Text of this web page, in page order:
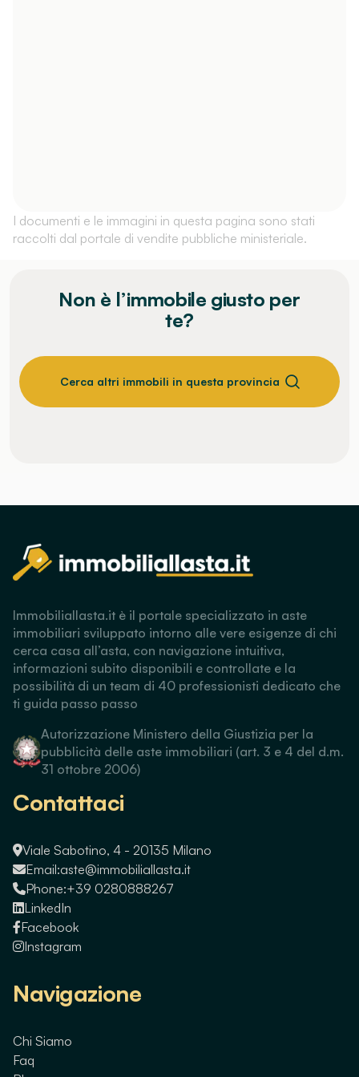
I documenti e le immagini in questa pagina sono stati
raccolti dal portale di vendite pubbliche ministeriale.
Non è l’immobile giusto per
te?
Cerca altri immobili in questa provincia
Immobiliallasta.it è il portale specializzato in aste
immobiliari sviluppato intorno alle vere esigenze di chi
cerca casa all’asta, con navigazione intuitiva,
informazioni subito disponibili e controllate e la
possibilità di un team di 40 professionisti dedicato che
ti guida passo passo
Autorizzazione Ministero della Giustizia per la
pubblicità delle aste immobiliari (art. 3 e 4 del d.m.
31 ottobre 2006)
Contattaci
Viale Sabotino, 4 - 20135 Milano
Email:aste@immobiliallasta.it
Phone:+39 0280888267
LinkedIn
Facebook
Instagram
Navigazione
Chi Siamo
Faq